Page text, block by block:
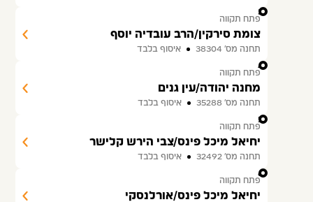
3
פתח תקווה
צומת סירקין/הרב עובדיה יוסף
תחנה מס׳ 38304 איסוף בלבד
4
פתח תקווה
מחנה יהודה/עין גנים
תחנה מס׳ 35288 איסוף בלבד
5
פתח תקווה
יחיאל מיכל פינס/צבי הירש קלישר
תחנה מס׳ 32492 איסוף בלבד
6
פתח תקווה
יחיאל מיכל פינס/אורלנסקי